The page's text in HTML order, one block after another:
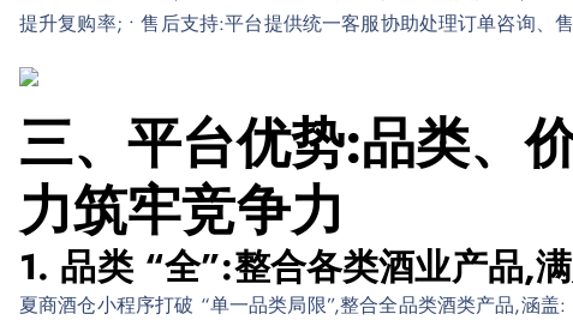
提升复购率; • 售后支持:平台提供统一客服协助处理订单咨询、
三、平台优势:品类、
力筑牢竞争力
1. 品类 “全”:整合各类酒业产品,
夏商酒仓小程序打破 “单一品类局限”,整合全品类酒类产品,涵盖: